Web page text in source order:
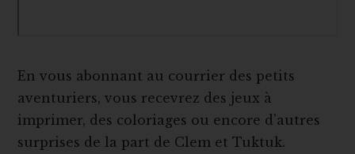
En vous abonnant au courrier des petits
aventuriers, vous recevrez des jeux à
imprimer, des coloriages ou encore d’autres
surprises de la part de Clem et Tuktuk.